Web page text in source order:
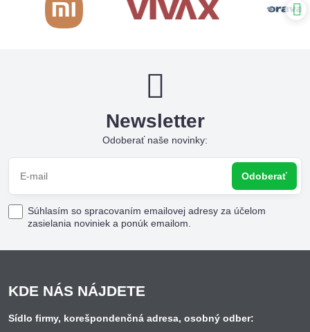
Newsletter
Odoberať naše novinky:
Odoberať
Súhlasím so spracovaním emailovej adresy za účelom
zasielania noviniek a ponúk emailom.
KDE NÁS NÁJDETE
Sídlo firmy, korešpondenčná adresa, osobný odber: